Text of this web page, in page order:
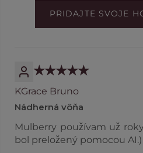
PRIDAJTE SVOJE
KGrace Bruno
Nádherná vôňa
Mulberry používam už
bol preložený pomocou AI.)